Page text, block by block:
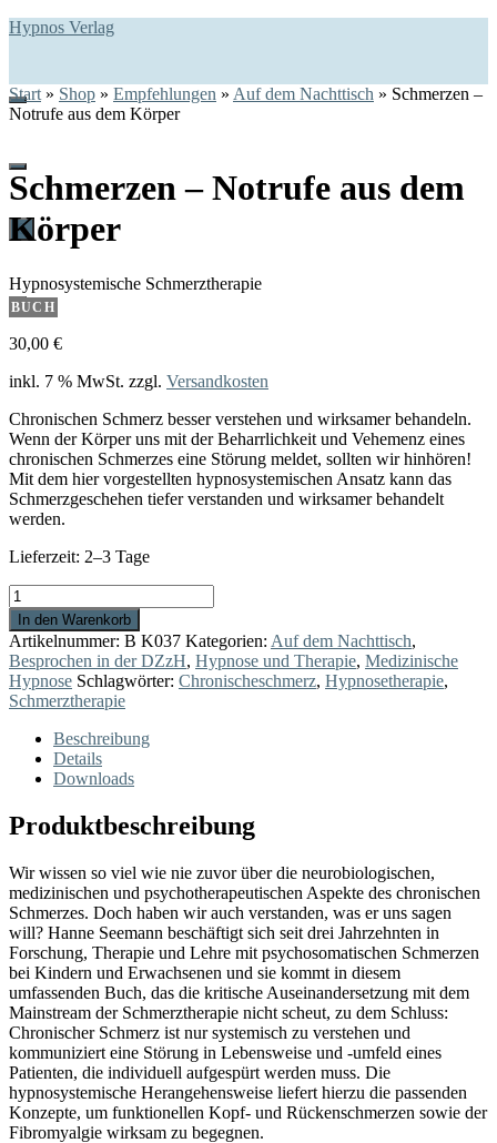
Hypnos Verlag
0
Start » Shop » Empfehlungen » Auf dem Nachttisch » Schmerzen –
Notrufe aus dem Körper
Schmerzen – Notrufe aus dem
Körper
Hypnosystemische Schmerztherapie
BUCH
30,00 €
inkl. 7 % MwSt. zzgl. Versandkosten
Chronischen Schmerz besser verstehen und wirksamer behandeln.
Wenn der Körper uns mit der Beharrlichkeit und Vehemenz eines
chronischen Schmerzes eine Störung meldet, sollten wir hinhören!
Mit dem hier vorgestellten hypnosystemischen Ansatz kann das
Schmerzgeschehen tiefer verstanden und wirksamer behandelt
werden.
Lieferzeit: 2–3 Tage
Schmerzen
–
Notrufe
aus
dem
Körper
Menge
In den Warenkorb
Artikelnummer: B K037 Kategorien: Auf dem Nachttisch,
Besprochen in der DZzH, Hypnose und Therapie, Medizinische
Hypnose Schlagwörter: Chronischeschmerz, Hypnosetherapie,
Schmerztherapie
Beschreibung
Details
Downloads
Produktbeschreibung
Wir wissen so viel wie nie zuvor über die neurobiologischen,
medizinischen und psychotherapeutischen Aspekte des chronischen
Schmerzes. Doch haben wir auch verstanden, was er uns sagen
will? Hanne Seemann beschäftigt sich seit drei Jahrzehnten in
Forschung, Therapie und Lehre mit psychosomatischen Schmerzen
bei Kindern und Erwachsenen und sie kommt in diesem
umfassenden Buch, das die kritische Auseinandersetzung mit dem
Mainstream der Schmerztherapie nicht scheut, zu dem Schluss:
Chronischer Schmerz ist nur systemisch zu verstehen und
kommuniziert eine Störung in Lebensweise und -umfeld eines
Patienten, die individuell aufgespürt werden muss. Die
hypnosystemische Herangehensweise liefert hierzu die passenden
Konzepte, um funktionellen Kopf- und Rückenschmerzen sowie der
Fibromyalgie wirksam zu begegnen.